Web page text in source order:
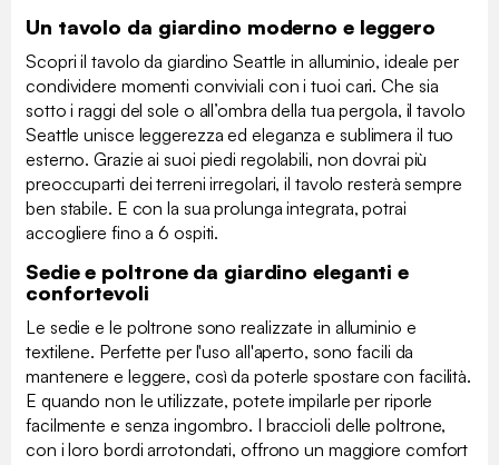
Un tavolo da giardino moderno e leggero
Scopri il tavolo da giardino Seattle in alluminio, ideale per
condividere momenti conviviali con i tuoi cari. Che sia
sotto i raggi del sole o all’ombra della tua pergola, il tavolo
Seattle unisce leggerezza ed eleganza e sublimera il tuo
esterno. Grazie ai suoi piedi regolabili, non dovrai più
preoccuparti dei terreni irregolari, il tavolo resterà sempre
ben stabile. E con la sua prolunga integrata, potrai
accogliere fino a 6 ospiti.
Sedie e poltrone da giardino eleganti e
confortevoli
Le sedie e le poltrone sono realizzate in alluminio e
textilene. Perfette per l'uso all'aperto, sono facili da
mantenere e leggere, così da poterle spostare con facilità.
E quando non le utilizzate, potete impilarle per riporle
facilmente e senza ingombro. I braccioli delle poltrone,
con i loro bordi arrotondati, offrono un maggiore comfort